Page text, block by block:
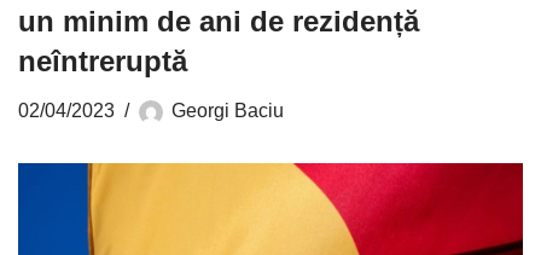
un minim de ani de rezidență
neîntreruptă
02/04/2023 Georgi Baciu